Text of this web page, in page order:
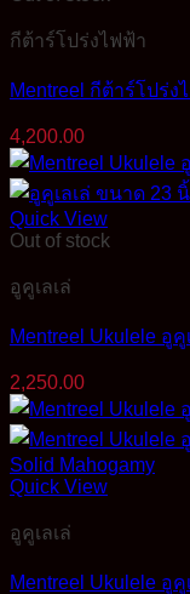
กีต้าร์โปร่งไฟฟ้า
Mentreel กีต้าร์โปร่ง
4,200.00
Quick View
Out of stock
อูคูเลเล่
Mentreel Ukulele อู
2,250.00
Quick View
อูคูเลเล่
Mentreel Ukulele อู